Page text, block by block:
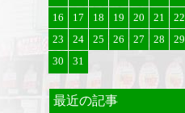
16
17 18 19 20 21
22
23
24 25 26 27 28
29
30
31
最近の記事